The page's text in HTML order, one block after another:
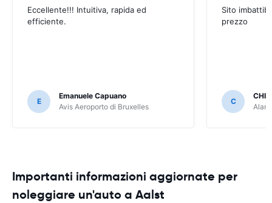
Eccellente!!! Intuitiva, rapida ed
efficiente.
E
Emanuele Capuano
Avis Aeroporto di Bruxelles
Sito
prezzo
C
Importanti informazioni aggiornate per
noleggiare un'auto a Aalst